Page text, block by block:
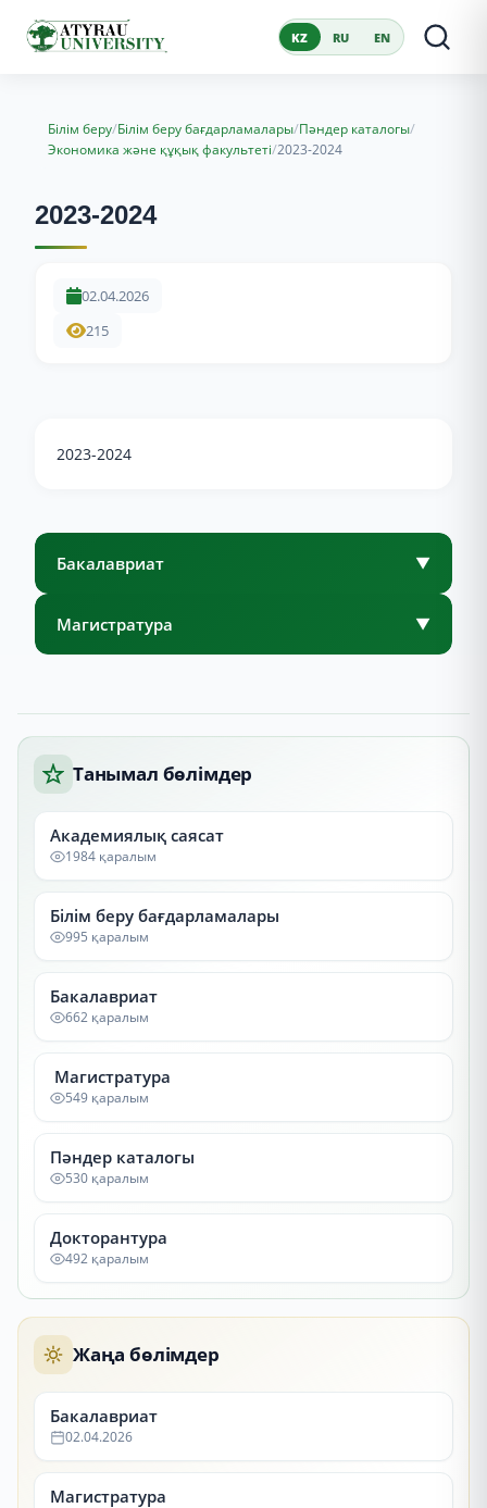
KZ RU EN
Білім беру/Білім беру бағдарламалары/Пәндер каталогы/
Экономика және құқық факультеті/2023-2024
2023-2024
02.04.2026
215
2023-2024
Бакалавриат ▼
Магистратура ▼
Танымал бөлімдер
Академиялық саясат
1984 қаралым
Білім беру бағдарламалары
995 қаралым
Бакалавриат
662 қаралым
Магистратура
549 қаралым
Пәндер каталогы
530 қаралым
Докторантура
492 қаралым
Жаңа бөлімдер
Бакалавриат
02.04.2026
Магистратура